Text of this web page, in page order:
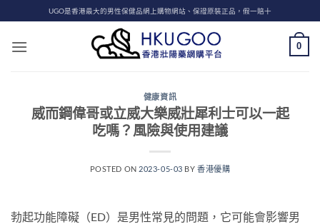
to
content
UGO是香港最大的男性保健品網上購物網站、保證原裝正品，假一賠十
0
健康資訊
威而鋼偉哥或立威大樂威壯犀利士可以一起
吃嗎？風險與使用建議
POSTED ON 2023-05-03 BY香港優購
勃起功能障礙（ED）是男性常見的問題，它可能會影響男